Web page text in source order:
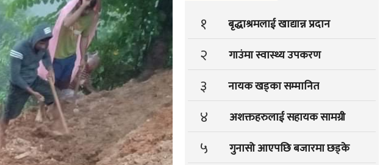
१ बृद्धाश्रमलाई खाद्यान्न प्रदान
२ गाउंमा स्वास्थ्य उपकरण
३ नायक खड्का सम्मानित
४ अशक्तहरुलाई सहायक सामग्री
५ गुनासो आएपछि बजारमा छड्के